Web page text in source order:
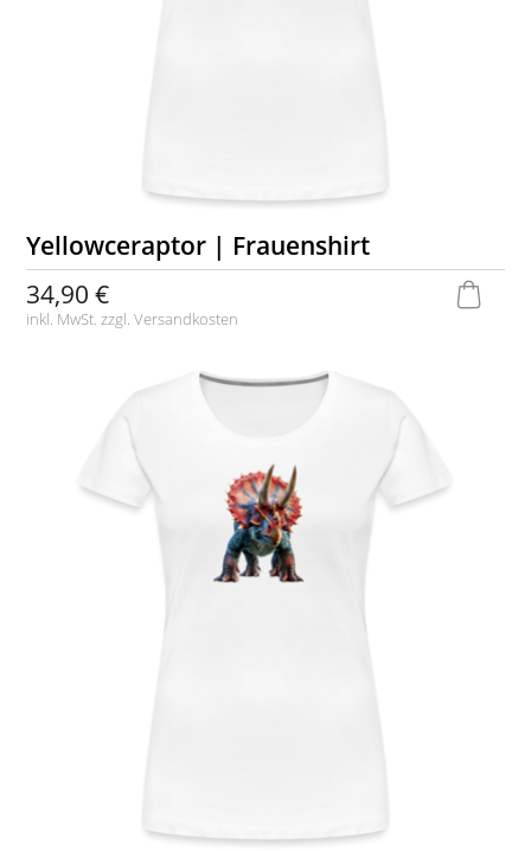
Yellowceraptor | Frauenshirt
34,90 €
inkl. MwSt. zzgl.Versandkosten